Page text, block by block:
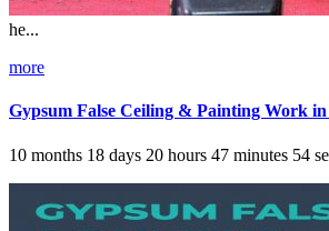
he...
more
Gypsum False Ceiling & Painting Work in
10 months 18 days 20 hours 47 minutes 54